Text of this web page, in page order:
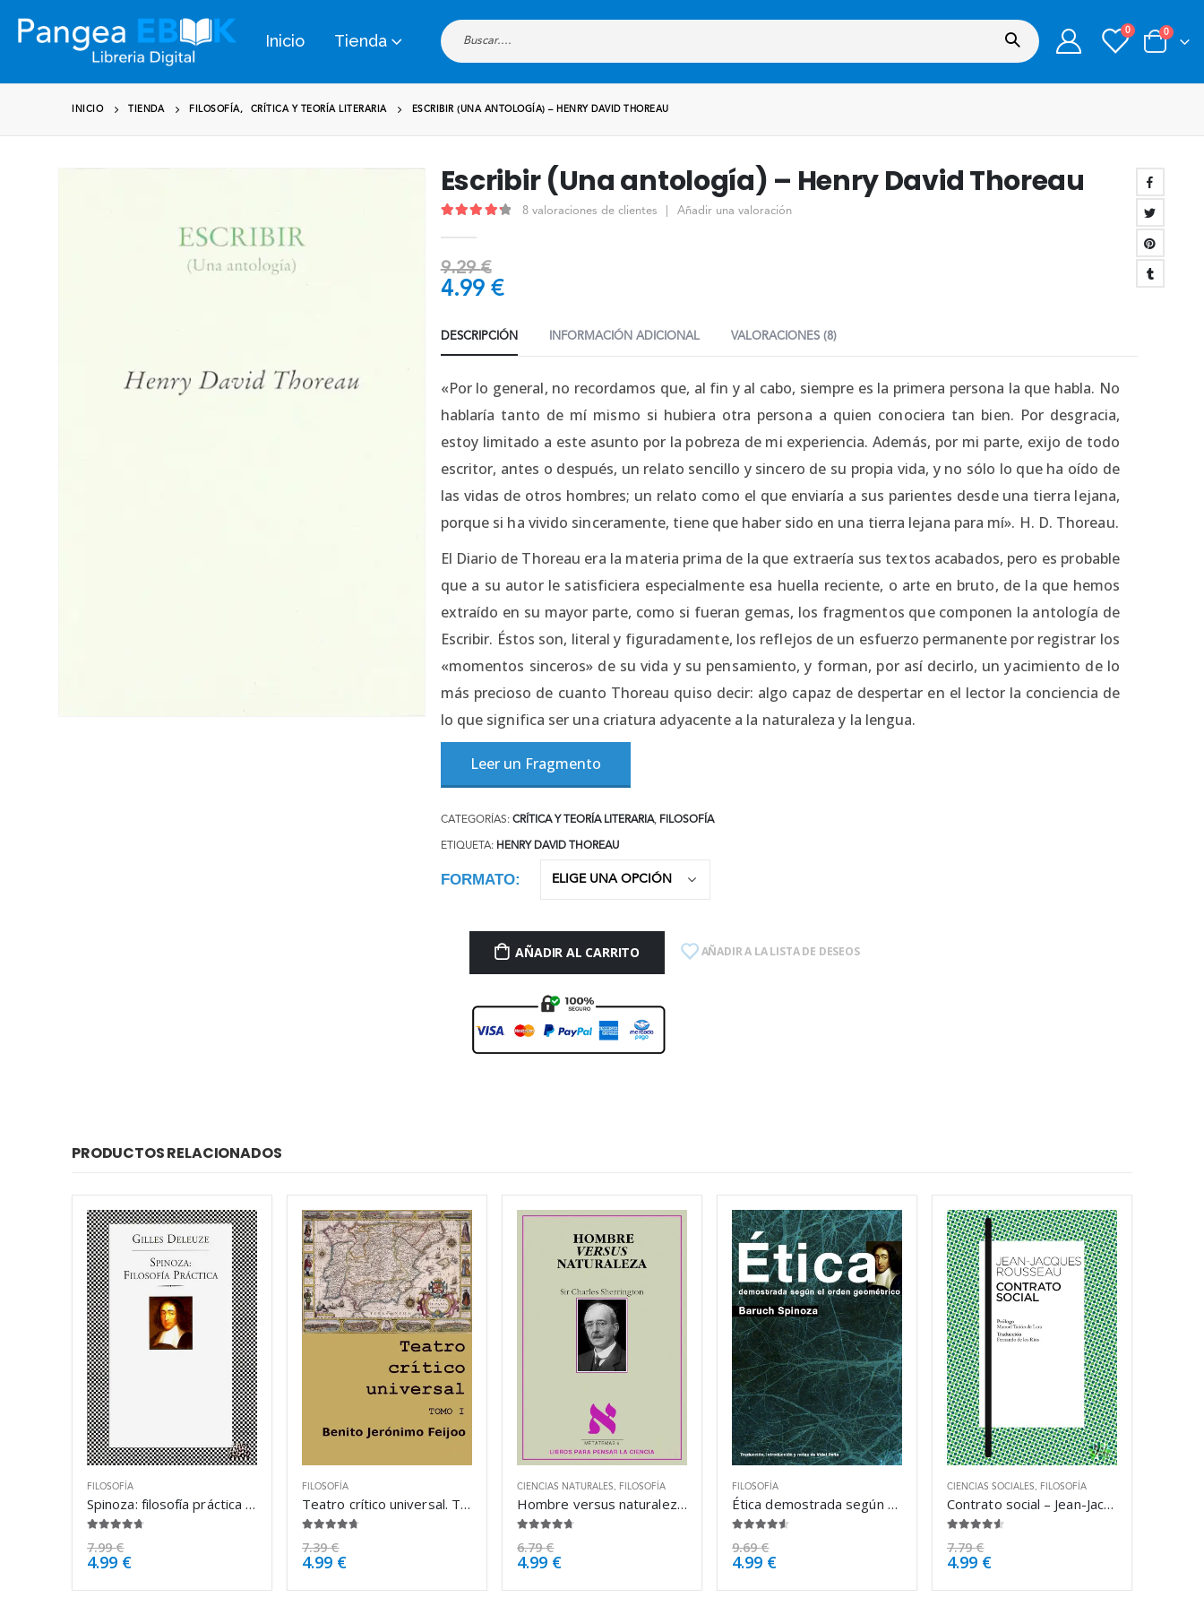
Inicio Tienda
0 0
INICIO TIENDA FILOSOFÍA , CRÍTICA Y TEORÍA LITERARIA ESCRIBIR (UNA ANTOLOGÍA) – HENRY DAVID THOREAU
Escribir (Una antología) – Henry David Thoreau
8valoraciones de clientes Añadir una valoración
9.29€
4.99 €
DESCRIPCIÓN INFORMACIÓN ADICIONAL VALORACIONES (8)
«Por lo general, no recordamos que, al fin y al cabo, siempre es la primera persona la que habla. No
hablaría tanto de mí mismo si hubiera otra persona a quien conociera tan bien. Por desgracia,
estoy limitado a este asunto por la pobreza de mi experiencia. Además, por mi parte, exijo de todo
escritor, antes o después, un relato sencillo y sincero de su propia vida, y no sólo lo que ha oído de
las vidas de otros hombres; un relato como el que enviaría a sus parientes desde una tierra lejana,
porque si ha vivido sinceramente, tiene que haber sido en una tierra lejana para mí». H. D. Thoreau.
El Diario de Thoreau era la materia prima de la que extraería sus textos acabados, pero es probable
que a su autor le satisficiera especialmente esa huella reciente, o arte en bruto, de la que hemos
extraído en su mayor parte, como si fueran gemas, los fragmentos que componen la antología de
Escribir. Éstos son, literal y figuradamente, los reflejos de un esfuerzo permanente por registrar los
«momentos sinceros» de su vida y su pensamiento, y forman, por así decirlo, un yacimiento de lo
más precioso de cuanto Thoreau quiso decir: algo capaz de despertar en el lector la conciencia de
lo que significa ser una criatura adyacente a la naturaleza y la lengua.
Leer un Fragmento
CATEGORÍAS: CRÍTICA Y TEORÍA LITERARIA, FILOSOFÍA
ETIQUETA: HENRY DAVID THOREAU
FORMATO
AÑADIR AL CARRITO AÑADIR A LA LISTA DE DESEOS
PRODUCTOS RELACIONADOS
FILOSOFÍA
Spinoza: filosofía práctica – Gilles Deleuze
7.99€
4.99 €
FILOSOFÍA
Teatro crítico universal. Tomo I – Benito Jerónimo Feijoo
7.39€
4.99 €
CIENCIAS NATURALES FILOSOFÍA
Hombre versus naturaleza – Charles Sherrington
6.79€
4.99 €
FILOSOFÍA
Ética demostrada según el orden – Baruch Spinoza
9.69€
4.99 €
CIENCIAS SOCIALES FILOSOFÍA
Contrato social – Jean-Jacques Rousseau
7.79€
4.99 €